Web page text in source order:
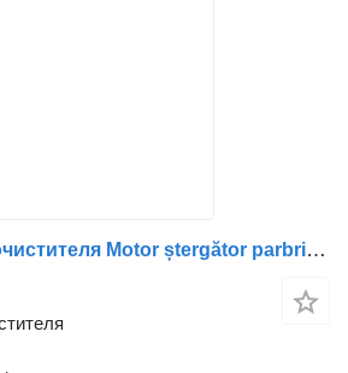
Моторчик стеклоочистителя Motor ștergător parbriz Scania (Cod 602) для грузовика